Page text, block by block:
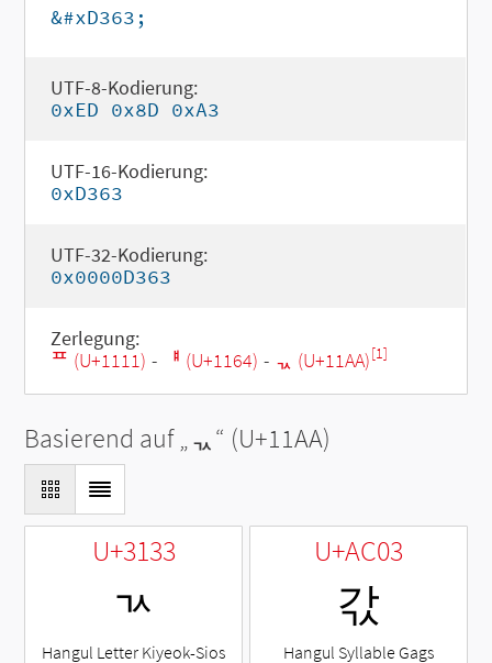
&#xD363;
UTF-8-Kodierung:
0xED 0x8D 0xA3
UTF-16-Kodierung:
0xD363
UTF-32-Kodierung:
0x0000D363
Zerlegung:
ᄑ (U+1111) - ᅤ (U+1164) - ᆪ (U+11AA)[1]
Basierend auf „ᆪ“ (U+11AA)
U+3133
ㄳ
Hangul Letter Kiyeok-Sios
U+AC03
갃
Hangul Syllable Gags